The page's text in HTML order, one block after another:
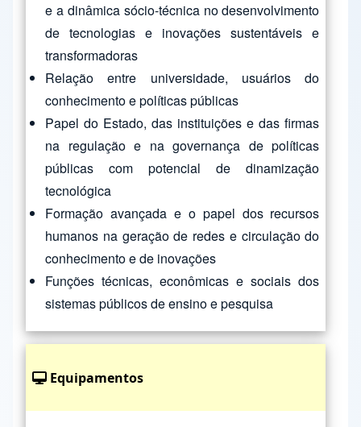
e a dinâmica sócio-técnica no desenvolvimento
de tecnologias e inovações sustentáveis e
transformadoras
Relação entre universidade, usuários do
conhecimento e políticas públicas
Papel do Estado, das instituições e das firmas
na regulação e na governança de políticas
públicas com potencial de dinamização
tecnológica
Formação avançada e o papel dos recursos
humanos na geração de redes e circulação do
conhecimento e de inovações
Funções técnicas, econômicas e sociais dos
sistemas públicos de ensino e pesquisa
Equipamentos